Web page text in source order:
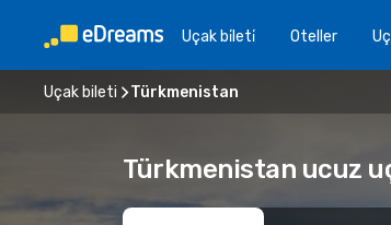
Uçak bi̇leti̇ Oteller
Uçak bileti Türkmenistan
Türkmenistan ucuz